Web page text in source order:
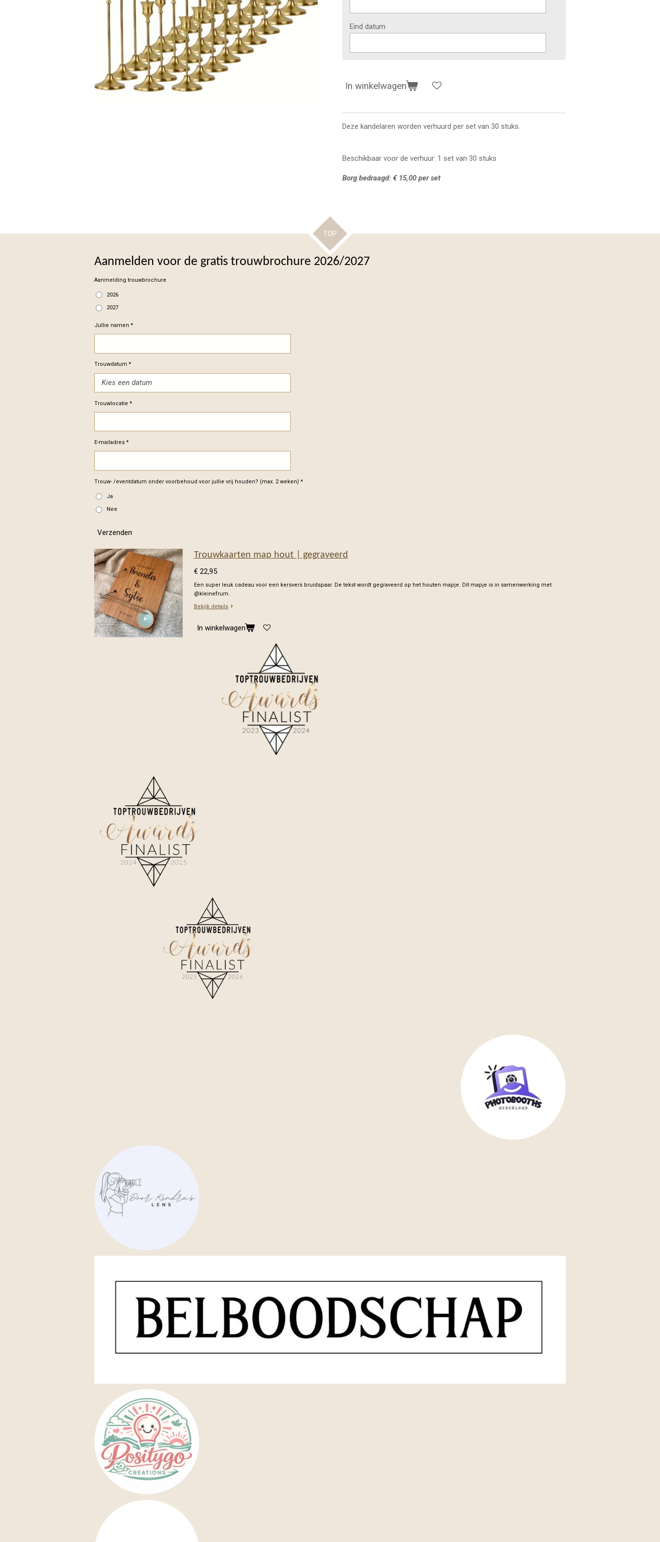
Eind datum
In winkelwagen
Deze kandelaren worden verhuurd per set van 30 stuks.
Beschikbaar voor de verhuur: 1 set van 30 stuks
Borg bedraagd: € 15,00 per set
TOP
Aanmelden voor de gratis trouwbrochure 2026/2027
Aanmelding trouwbrochure
2026
2027
Jullie namen *
Trouwdatum *
Trouwlocatie *
E-mailadres *
Trouw- /eventdatum onder voorbehoud voor jullie vrij houden? (max. 2 weken) *
Ja
Nee
Verzenden
Trouwkaarten map hout | gegraveerd
€ 22,95
Een super leuk cadeau voor een kersvers bruidspaar. De tekst wordt gegraveerd op het houten mapje. Dit mapje is in samenwerking met
@kleinefrum.
Bekijk details
In winkelwagen